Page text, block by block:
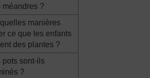
méandres ?
manières
ce que les enfants
des plantes ?
pots sont-ils
?